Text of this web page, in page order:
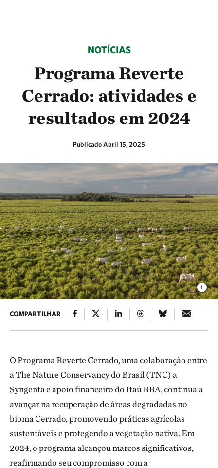
NOTÍCIAS
Programa Reverte
Cerrado: atividades e
resultados em 2024
Publicado April 15, 2025
COMPARTILHAR
O Programa Reverte Cerrado, uma colaboração entre
a The Nature Conservancy do Brasil (TNC) a
Syngenta e apoio financeiro do Itaú BBA, continua a
avançar na recuperação de áreas degradadas no
bioma Cerrado, promovendo práticas agrícolas
sustentáveis e protegendo a vegetação nativa. Em
2024, o programa alcançou marcos significativos,
reafirmando seu compromisso com a